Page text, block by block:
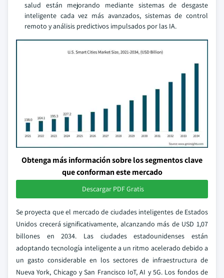
salud están mejorando mediante sistemas de desgaste
inteligente cada vez más avanzados, sistemas de control
remoto y análisis predictivos impulsados por las IA.
Obtenga más información sobre los segmentos clave
que conforman este mercado
Descargar PDF Gratis
Se proyecta que el mercado de ciudades inteligentes de Estados
Unidos crecerá significativamente, alcanzando más de USD 1,07
billones en 2034. Las ciudades estadounidenses están
adoptando tecnología inteligente a un ritmo acelerado debido a
un gasto considerable en los sectores de infraestructura de
Nueva York, Chicago y San Francisco IoT, AI y 5G. Los fondos de